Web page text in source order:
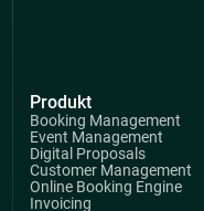
Produkt
Booking Management
Event Management
Digital Proposals
Customer Management
Online Booking Engine
Invoicing